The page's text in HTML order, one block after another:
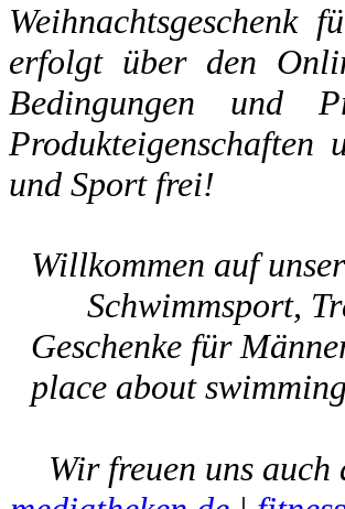
erfolgt über den
Bedingungen und
Produkteigenschaften
und Sport frei!
Willkommen auf
Schwimmsport,
Geschenke für
place about
Wir freuen uns